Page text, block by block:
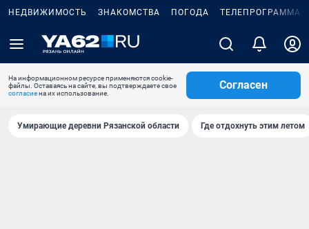
НЕДВИЖИМОСТЬ ЗНАКОМСТВА ПОГОДА ТЕЛЕПРОГРАММА
На информационном ресурсе применяются cookie-
файлы. Оставаясь на сайте, вы подтверждаете свое
согласиена их использование.
Согласен
Умирающие деревни Рязанской области Где отдохнуть этим летом